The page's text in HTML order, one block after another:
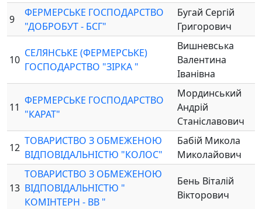
9
ФЕРМЕРСЬКЕ ГОСПОДАРСТВО
"ДОБРОБУТ - БСГ"
Бугай Сергій
Григорович
10
СЕЛЯНСЬКЕ (ФЕРМЕРСЬКЕ)
ГОСПОДАРСТВО "ЗІРКА "
Вишневська
Валентина
Іванівна
11
ФЕРМЕРСЬКЕ ГОСПОДАРСТВО
"КАРАТ"
Мординський
Андрій
Станіславович
12
ТОВАРИСТВО З ОБМЕЖЕНОЮ
ВІДПОВІДАЛЬНІСТЮ "КОЛОС"
Бабій Микола
Миколайович
13
ТОВАРИСТВО З ОБМЕЖЕНОЮ
ВІДПОВІДАЛЬНІСТЮ "
КОМІНТЕРН - ВВ "
Бень Віталій
Вікторович